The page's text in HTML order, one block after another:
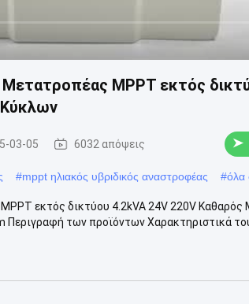
Μετατροπέας MPPT εκτός
03-05 6032 απόψεις
#mppt ηλιακός υβριδικός αναστροφέας #όλα
εκτός δικτύου 4.2kVA 24V 220V
των προϊόντων Χαρακτηριστικά του